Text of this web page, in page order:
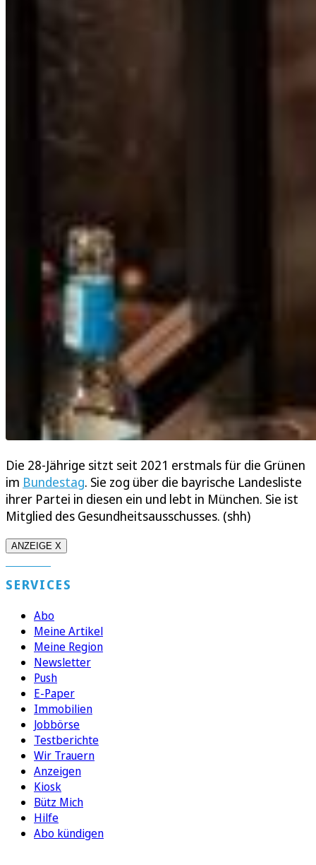
Die 28-Jährige sitzt seit 2021 erstmals für die Grünen
im Bundestag. Sie zog über die bayrische Landesliste
ihrer Partei in diesen ein und lebt in München. Sie ist
Mitglied des Gesundheitsausschusses. (shh)
ANZEIGE X
SERVICES
Abo
Meine Artikel
Meine Region
Newsletter
Push
E-Paper
Immobilien
Jobbörse
Testberichte
Wir Trauern
Anzeigen
Kiosk
Bütz Mich
Hilfe
Abo kündigen